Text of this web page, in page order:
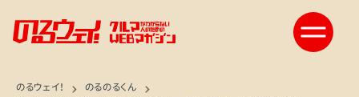
のるウェイ！
のるのるくん